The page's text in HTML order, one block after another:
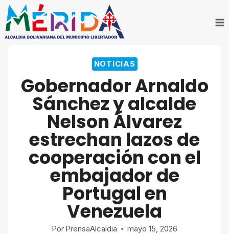
Saltar
contenido
NOTICIAS
Gobernador Arnaldo
Sánchez y alcalde
Nelson Álvarez
estrechan lazos de
cooperación con el
embajador de
Portugal en
Venezuela
Por PrensaAlcaldia mayo 15, 2026